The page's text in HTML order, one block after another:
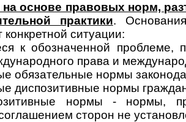
основе правовых норм,
прак­ти­ки.
конкретной ситуации:
к обозначенной проблеме,
права и
обязательные нормы
диспозитивные нормы
нормы - нормы,
сторон не